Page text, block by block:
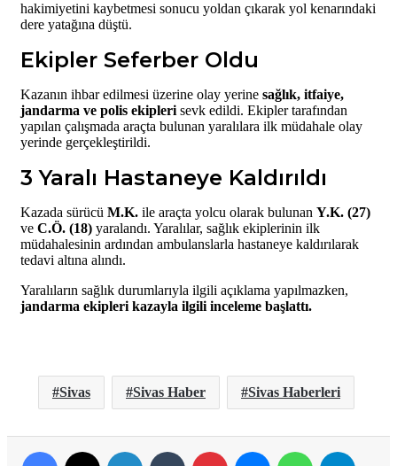
hakimiyetini kaybetmesi sonucu yoldan çıkarak yol kenarındaki
dere yatağına düştü.
Ekipler Seferber Oldu
Kazanın ihbar edilmesi üzerine olay yerine sağlık, itfaiye,
jandarma ve polis ekipleri sevk edildi. Ekipler tarafından
yapılan çalışmada araçta bulunan yaralılara ilk müdahale olay
yerinde gerçekleştirildi.
3 Yaralı Hastaneye Kaldırıldı
Kazada sürücü M.K. ile araçta yolcu olarak bulunan Y.K. (27)
ve C.Ö. (18) yaralandı. Yaralılar, sağlık ekiplerinin ilk
müdahalesinin ardından ambulanslarla hastaneye kaldırılarak
tedavi altına alındı.
Yaralıların sağlık durumlarıyla ilgili açıklama yapılmazken,
jandarma ekipleri kazayla ilgili inceleme başlattı.
Sivas Sivas Haber Sivas Haberleri